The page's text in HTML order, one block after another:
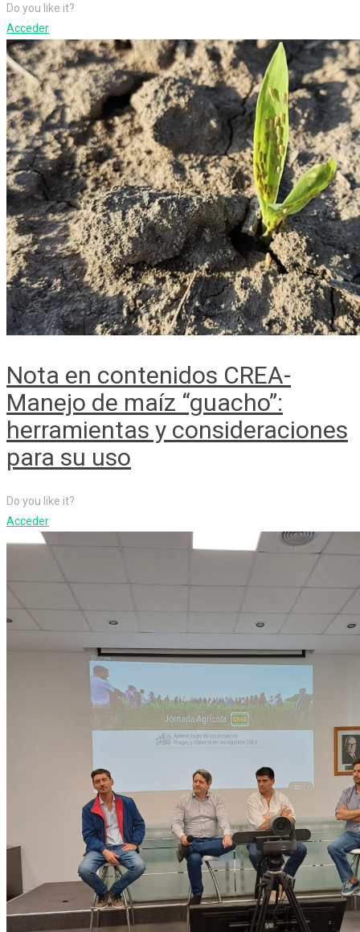
Do you like it?
Acceder
Nota en contenidos CREA-
Manejo de maíz “guacho”:
herramientas y consideraciones
para su uso
Do you like it?
Acceder